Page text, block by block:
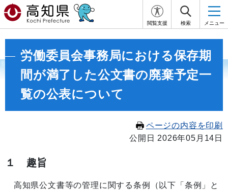
閲覧支援 検索 メニュー
労働委員会事務局における保存期
間が満了した公文書の廃棄予定一
覧の公表について
ページの内容を印刷
公開日 2026年05月14日
１ 趣旨
高知県公文書等の管理に関する条例（以下「条例」と